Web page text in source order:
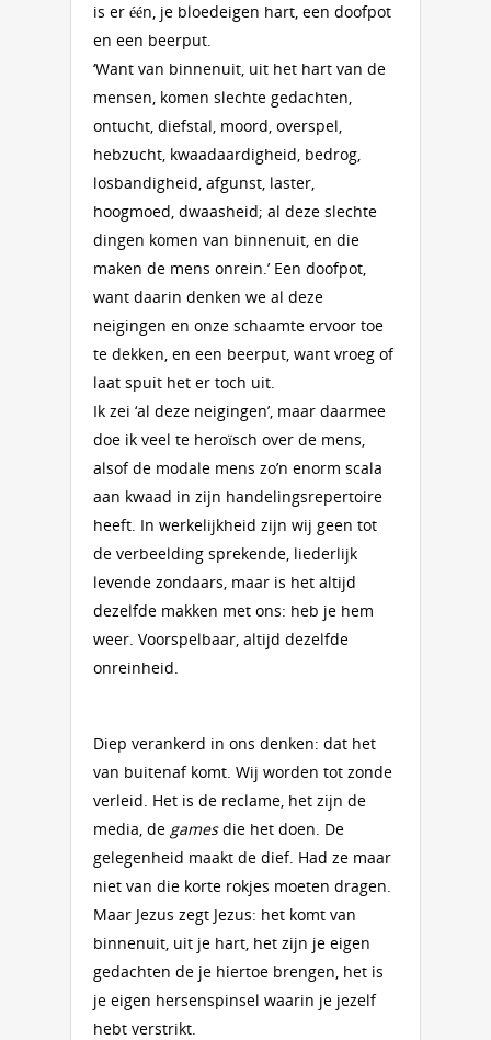
is er één, je bloedeigen hart, een doofpot
en een beerput.
‘Want van binnenuit, uit het hart van de
mensen, komen slechte gedachten,
ontucht, diefstal, moord, overspel,
hebzucht, kwaadaardigheid, bedrog,
losbandigheid, afgunst, laster,
hoogmoed, dwaasheid; al deze slechte
dingen komen van binnenuit, en die
maken de mens onrein.’ Een doofpot,
want daarin denken we al deze
neigingen en onze schaamte ervoor toe
te dekken, en een beerput, want vroeg of
laat spuit het er toch uit.
Ik zei ‘al deze neigingen’, maar daarmee
doe ik veel te heroïsch over de mens,
alsof de modale mens zo’n enorm scala
aan kwaad in zijn handelingsrepertoire
heeft. In werkelijkheid zijn wij geen tot
de verbeelding sprekende, liederlijk
levende zondaars, maar is het altijd
dezelfde makken met ons: heb je hem
weer. Voorspelbaar, altijd dezelfde
onreinheid.
Diep verankerd in ons denken: dat het
van buitenaf komt. Wij worden tot zonde
verleid. Het is de reclame, het zijn de
media, de gamesdie het doen. De
gelegenheid maakt de dief. Had ze maar
niet van die korte rokjes moeten dragen.
Maar Jezus zegt Jezus: het komt van
binnenuit, uit je hart, het zijn je eigen
gedachten de je hiertoe brengen, het is
je eigen hersenspinsel waarin je jezelf
hebt verstrikt.